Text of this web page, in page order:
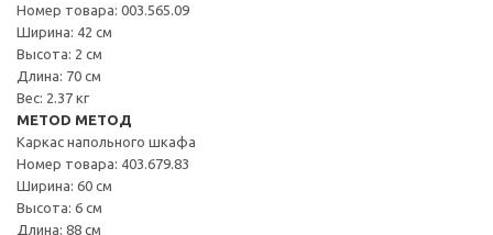
Номер товара: 003.565.09
Ширина: 42 см
Высота: 2 см
Длина: 70 см
Вес: 2.37 кг
METOD МЕТОД
Каркас напольного шкафа
Номер товара: 403.679.83
Ширина: 60 см
Высота: 6 см
Длина: 88 см